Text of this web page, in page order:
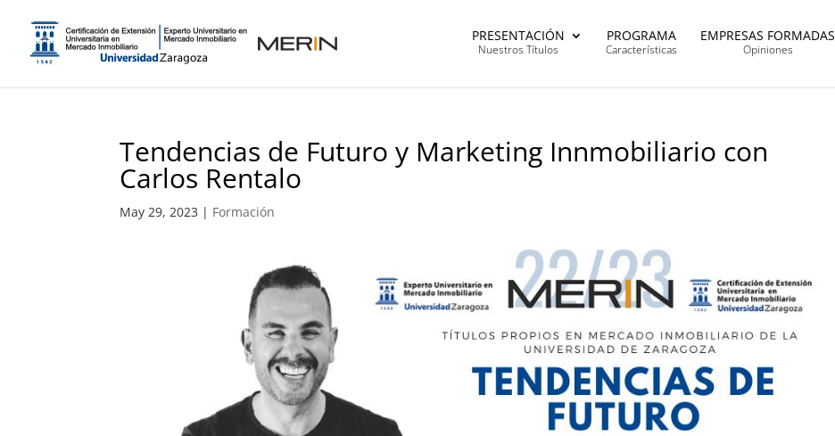
PRESENTACIÓN
Nuestros Títulos
PROGRAMA
Características
EMPRESAS FORMADAS
Opiniones
Tendencias de Futuro y Marketing Innmobiliario con
Carlos Rentalo
May 29, 2023 | Formación